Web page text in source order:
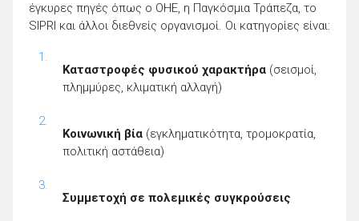
έγκυρες πηγές όπως ο ΟΗΕ, η Παγκόσμια Τράπεζα, το
SIPRI και άλλοι διεθνείς οργανισμοί. Οι κατηγορίες είναι:
Καταστροφές φυσικού χαρακτήρα (σεισμοί,
πλημμύρες, κλιματική αλλαγή)
Κοινωνική βία (εγκληματικότητα, τρομοκρατία,
πολιτική αστάθεια)
Συμμετοχή σε πολεμικές συγκρούσεις